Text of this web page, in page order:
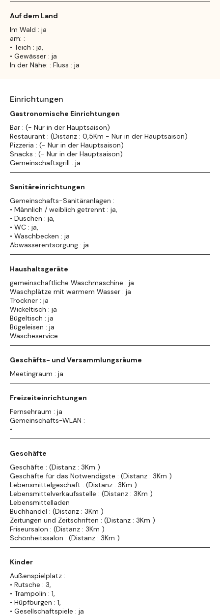
Auf dem Land
Im Wald : ja
am: :
• Teich : ja,
• Gewässer : ja
In der Nähe: : Fluss : ja
Einrichtungen
Gastronomische Einrichtungen
Bar : (- Nur in der Hauptsaison)
Restaurant : (Distanz : 0,5Km - Nur in der Hauptsaison)
Pizzeria : (- Nur in der Hauptsaison)
Snacks : (- Nur in der Hauptsaison)
Gemeinschaftsgrill : ja
Sanitäreinrichtungen
Gemeinschafts-Sanitäranlagen :
• Männlich / weiblich getrennt : ja,
• Duschen : ja,
• WC : ja,
• Waschbecken : ja
Abwasserentsorgung : ja
Haushaltsgeräte
gemeinschaftliche Waschmaschine : ja
Waschplätze mit warmem Wasser : ja
Trockner : ja
Wickeltisch : ja
Bügeltisch : ja
Bügeleisen : ja
Wäscheservice
Geschäfts- und Versammlungsräume
Meetingraum : ja
Freizeiteinrichtungen
Fernsehraum : ja
Gemeinschafts-WLAN :
•
Geschäfte
Geschäfte : (Distanz : 3Km )
Geschäfte für das Notwendigste : (Distanz : 3Km )
Lebensmittelgeschäft : (Distanz : 3Km )
Lebensmittelverkaufsstelle : (Distanz : 3Km )
Lebensmittelladen
Buchhandel : (Distanz : 3Km )
Zeitungen und Zeitschriften : (Distanz : 3Km )
Friseursalon : (Distanz : 3Km )
Schönheitssalon : (Distanz : 3Km )
Kinder
Außenspielplatz :
• Rutsche : 3,
• Trampolin : 1,
• Hüpfburgen : 1,
• Gesellschaftspiele : ja